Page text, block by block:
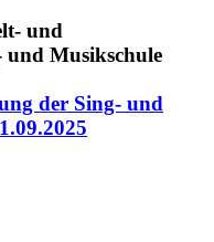
der Sing- und